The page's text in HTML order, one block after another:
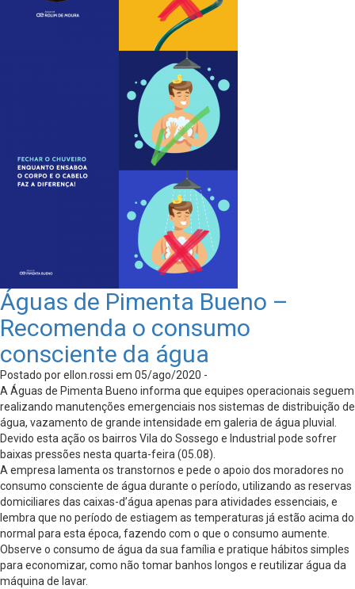
Águas de Pimenta Bueno –
Recomenda o consumo
consciente da água
Postado por ellon.rossi em 05/ago/2020 -
A Águas de Pimenta Bueno informa que equipes operacionais seguem
realizando manutenções emergenciais nos sistemas de distribuição de
água, vazamento de grande intensidade em galeria de água pluvial.
Devido esta ação os bairros Vila do Sossego e Industrial pode sofrer
baixas pressões nesta quarta-feira (05.08).
A empresa lamenta os transtornos e pede o apoio dos moradores no
consumo consciente de água durante o período, utilizando as reservas
domiciliares das caixas-d’água apenas para atividades essenciais, e
lembra que no período de estiagem as temperaturas já estão acima do
normal para esta época, fazendo com o que o consumo aumente.
Observe o consumo de água da sua família e pratique hábitos simples
para economizar, como não tomar banhos longos e reutilizar água da
máquina de lavar.